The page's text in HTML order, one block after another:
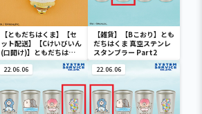
【ともだちはくま】【セ
ット配送】【Cけいびいん
(口開け)】ともだちはく
ま みつばちポーチ
【雑貨】【Bこおり】とも
だちはくま 真空ステンレ
スタンブラー Part2
22.06.06 22.06.06